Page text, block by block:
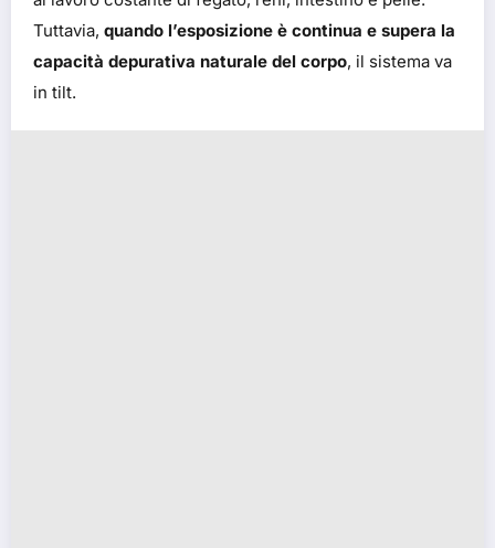
Tuttavia, quando l’esposizione è continua e supera la
capacità depurativa naturale del corpo, il sistema va
in tilt.